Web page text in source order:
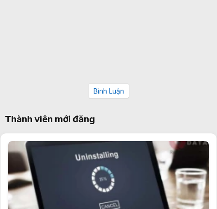
Bình Luận
Thành viên mới đăng